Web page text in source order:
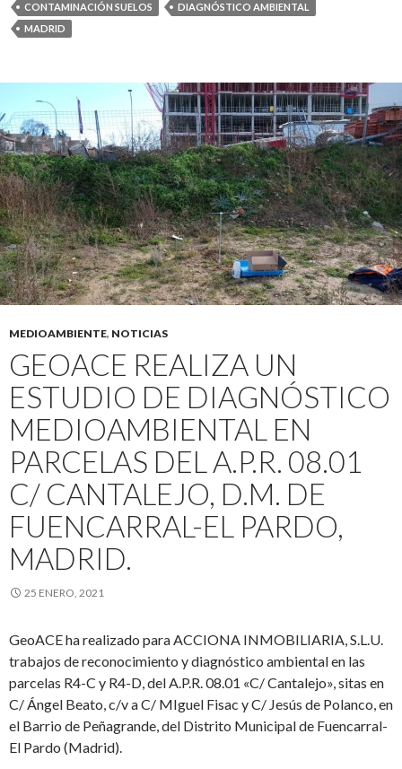
CONTAMINACIÓN SUELOS
DIAGNÓSTICO AMBIENTAL
MADRID
MEDIOAMBIENTE, NOTICIAS
GEOACE REALIZA UN
ESTUDIO DE DIAGNÓSTICO
MEDIOAMBIENTAL EN
PARCELAS DEL A.P.R. 08.01
C/ CANTALEJO, D.M. DE
FUENCARRAL-EL PARDO,
MADRID.
25 ENERO, 2021
GeoACE ha realizado para ACCIONA INMOBILIARIA, S.L.U.
trabajos de reconocimiento y diagnóstico ambiental en las
parcelas R4-C y R4-D, del A.P.R. 08.01 «C/ Cantalejo», sitas en
C/ Ángel Beato, c/v a C/ MIguel Fisac y C/ Jesús de Polanco, en
el Barrio de Peñagrande, del Distrito Municipal de Fuencarral-
El Pardo (Madrid).